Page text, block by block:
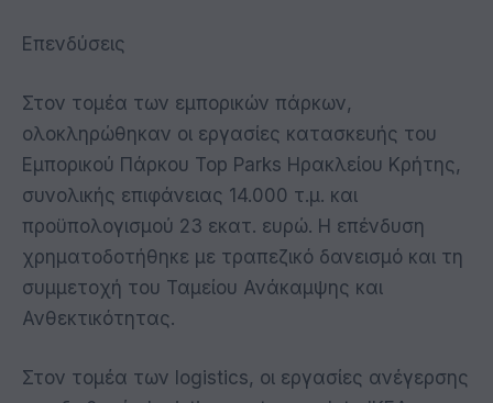
Επενδύσεις
Στον τομέα των εμπορικών πάρκων,
ολοκληρώθηκαν οι εργασίες κατασκευής του
Εμπορικού Πάρκου Top Parks Ηρακλείου Κρήτης,
συνολικής επιφάνειας 14.000 τ.μ. και
προϋπολογισμού 23 εκατ. ευρώ. Η επένδυση
χρηματοδοτήθηκε με τραπεζικό δανεισμό και τη
συμμετοχή του Ταμείου Ανάκαμψης και
Ανθεκτικότητας.
Στον τομέα των logistics, οι εργασίες ανέγερσης